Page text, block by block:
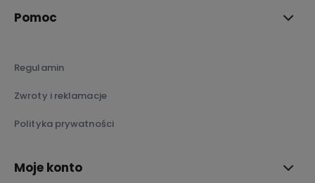
Pomoc
Regulamin
Zwroty i reklamacje
Polityka prywatności
Moje konto